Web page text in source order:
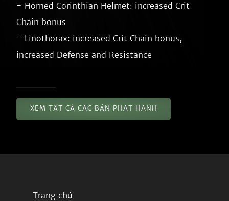
- Horned Corinthian Helmet: increased Crit
Chain bonus
- Linothorax: increased Crit Chain bonus,
XEM TẤT CẢ CÁC BẢN PHÁT HÀNH
Trang chủ